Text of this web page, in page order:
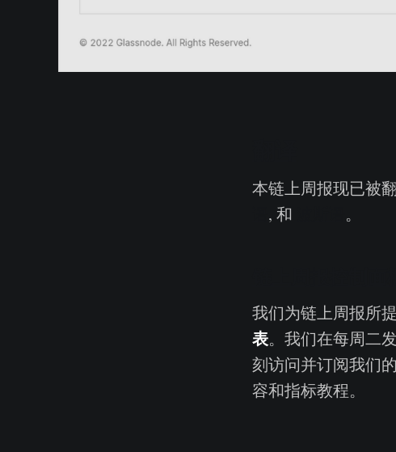
本链上周报现已被
, 和 。
我们为链上周报所
表。我们在每周二
刻访问并订阅我们的
容和指标教程。